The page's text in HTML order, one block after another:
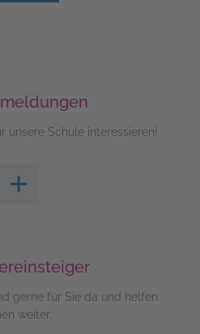
unsere Schule interessieren!
gerne für Sie da und helfen
weiter.